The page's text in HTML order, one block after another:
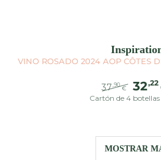
VINO ROSADO 2024 AOP CÔTES
Precio
37,90 €
Precio
32,22
Cartón de 4 botellas
MOSTRAR